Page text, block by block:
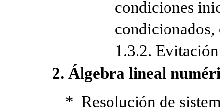
condiciones
1.3.2.
2. Álgebra lineal
* Resolución de